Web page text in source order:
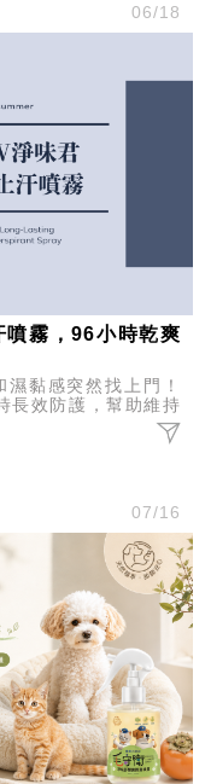
06/18
噴霧，96小時乾爽
黏感突然找上門！
長效防護，幫助維持
到晚都能保持清新狀
07/16